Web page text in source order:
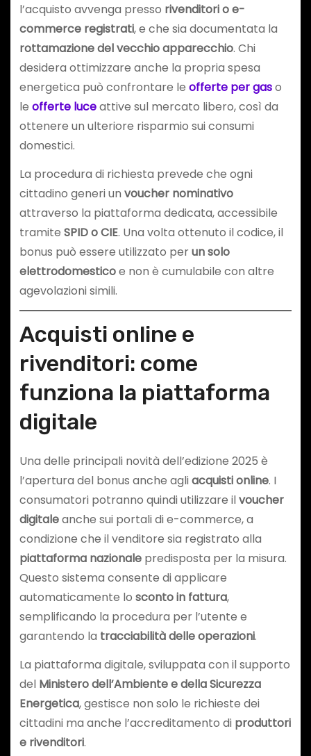
l’acquisto avvenga presso rivenditori o e-
commerce registrati, e che sia documentata la
rottamazione del vecchio apparecchio. Chi
desidera ottimizzare anche la propria spesa
energetica può confrontare le offerte per gaso
le offerte luceattive sul mercato libero, così da
ottenere un ulteriore risparmio sui consumi
domestici.
La procedura di richiesta prevede che ogni
cittadino generi un voucher nominativo
attraverso la piattaforma dedicata, accessibile
tramite SPID o CIE. Una volta ottenuto il codice, il
bonus può essere utilizzato perun solo
elettrodomesticoe non è cumulabile con altre
agevolazioni simili.
Acquisti online e
rivenditori: come
funziona la piattaforma
digitale
Una delle principali novità dell’edizione 2025 è
l’apertura del bonus anche agliacquisti online. I
consumatori potranno quindi utilizzare ilvoucher
digitaleanche sui portali di e-commerce, a
condizione che il venditore sia registrato alla
piattaforma nazionalepredisposta per la misura.
Questo sistema consente di applicare
automaticamente lo sconto in fattura,
semplificando la procedura per l’utente e
garantendo la tracciabilità delle operazioni.
La piattaforma digitale, sviluppata con il supporto
del Ministero dell’Ambiente e della Sicurezza
Energetica, gestisce non solo le richieste dei
cittadini ma anche l’accreditamento di produttori
e rivenditori.